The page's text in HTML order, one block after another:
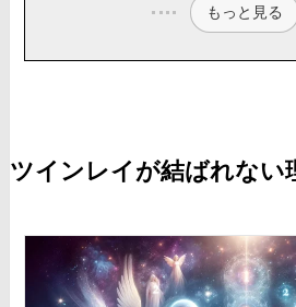
もっと見る
ツインレイが結ばれない